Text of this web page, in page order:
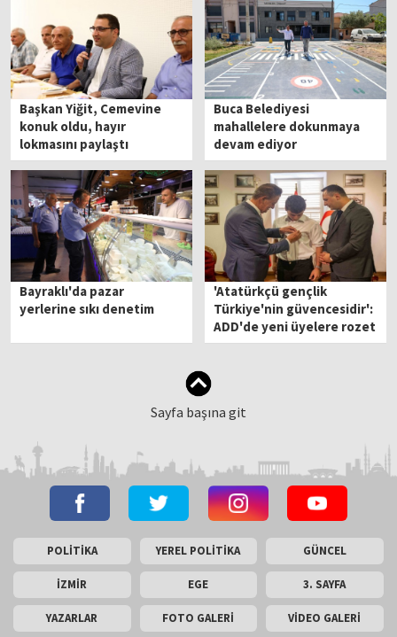
Başkan Yiğit, Cemevine
konuk oldu, hayır
lokmasını paylaştı
Buca Belediyesi
mahallelere dokunmaya
devam ediyor
Bayraklı'da pazar
yerlerine sıkı denetim
'Atatürkçü gençlik
Türkiye'nin güvencesidir':
ADD'de yeni üyelere rozet
takıldı
Sayfa başına git
POLİTİKA YEREL POLİTİKA GÜNCEL
İZMİR EGE 3. SAYFA
YAZARLAR FOTO GALERİ VİDEO GALERİ